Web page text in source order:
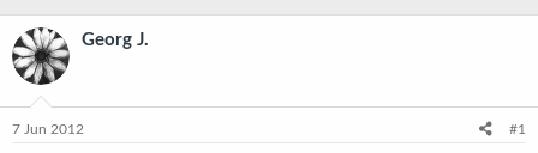
å
d
s
a
Georg J.
7 Jun 2012 #1